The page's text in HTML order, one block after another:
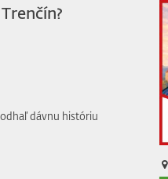
dávnu históriu